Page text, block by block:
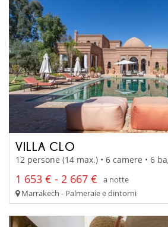
VILLA CLO
12 persone (14 max.) • 6 camere • 6
1 653 € - 2 667 €
a notte
Marrakech - Palmeraie e dintorni